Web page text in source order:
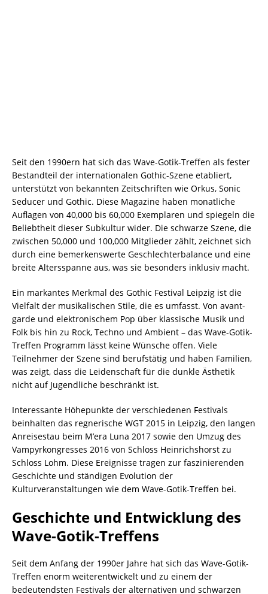
Seit den 1990ern hat sich das Wave-Gotik-Treffen als fester
Bestandteil der internationalen Gothic-Szene etabliert,
unterstützt von bekannten Zeitschriften wie Orkus, Sonic
Seducer und Gothic. Diese Magazine haben monatliche
Auflagen von 40,000 bis 60,000 Exemplaren und spiegeln die
Beliebtheit dieser Subkultur wider. Die schwarze Szene, die
zwischen 50,000 und 100,000 Mitglieder zählt, zeichnet sich
durch eine bemerkenswerte Geschlechterbalance und eine
breite Altersspanne aus, was sie besonders inklusiv macht.
Ein markantes Merkmal des Gothic Festival Leipzig ist die
Vielfalt der musikalischen Stile, die es umfasst. Von avant-
garde und elektronischem Pop über klassische Musik und
Folk bis hin zu Rock, Techno und Ambient – das Wave-Gotik-
Treffen Programm lässt keine Wünsche offen. Viele
Teilnehmer der Szene sind berufstätig und haben Familien,
was zeigt, dass die Leidenschaft für die dunkle Ästhetik
nicht auf Jugendliche beschränkt ist.
Interessante Höhepunkte der verschiedenen Festivals
beinhalten das regnerische WGT 2015 in Leipzig, den langen
Anreisestau beim M’era Luna 2017 sowie den Umzug des
Vampyrkongresses 2016 von Schloss Heinrichshorst zu
Schloss Lohm. Diese Ereignisse tragen zur faszinierenden
Geschichte und ständigen Evolution der
Kulturveranstaltungen wie dem Wave-Gotik-Treffen bei.
Geschichte und Entwicklung des
Wave-Gotik-Treffens
Seit dem Anfang der 1990er Jahre hat sich das Wave-Gotik-
Treffen enorm weiterentwickelt und zu einem der
bedeutendsten Festivals der alternativen und schwarzen